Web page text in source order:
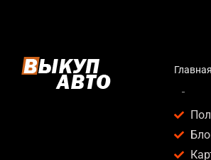
Кому подойдет выкуп
Услуга выкуп автомобилей после
Владельцев автомобилей
Главная